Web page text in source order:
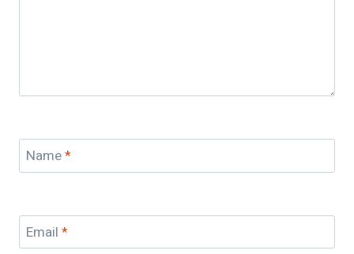
Name*
Email *